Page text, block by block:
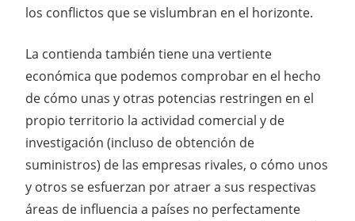
los conflictos que se vislumbran en el horizonte.
La contienda también tiene una vertiente
económica que podemos comprobar en el hecho
de cómo unas y otras potencias restringen en el
propio territorio la actividad comercial y de
investigación (incluso de obtención de
suministros) de las empresas rivales, o cómo unos
y otros se esfuerzan por atraer a sus respectivas
áreas de influencia a países no perfectamente